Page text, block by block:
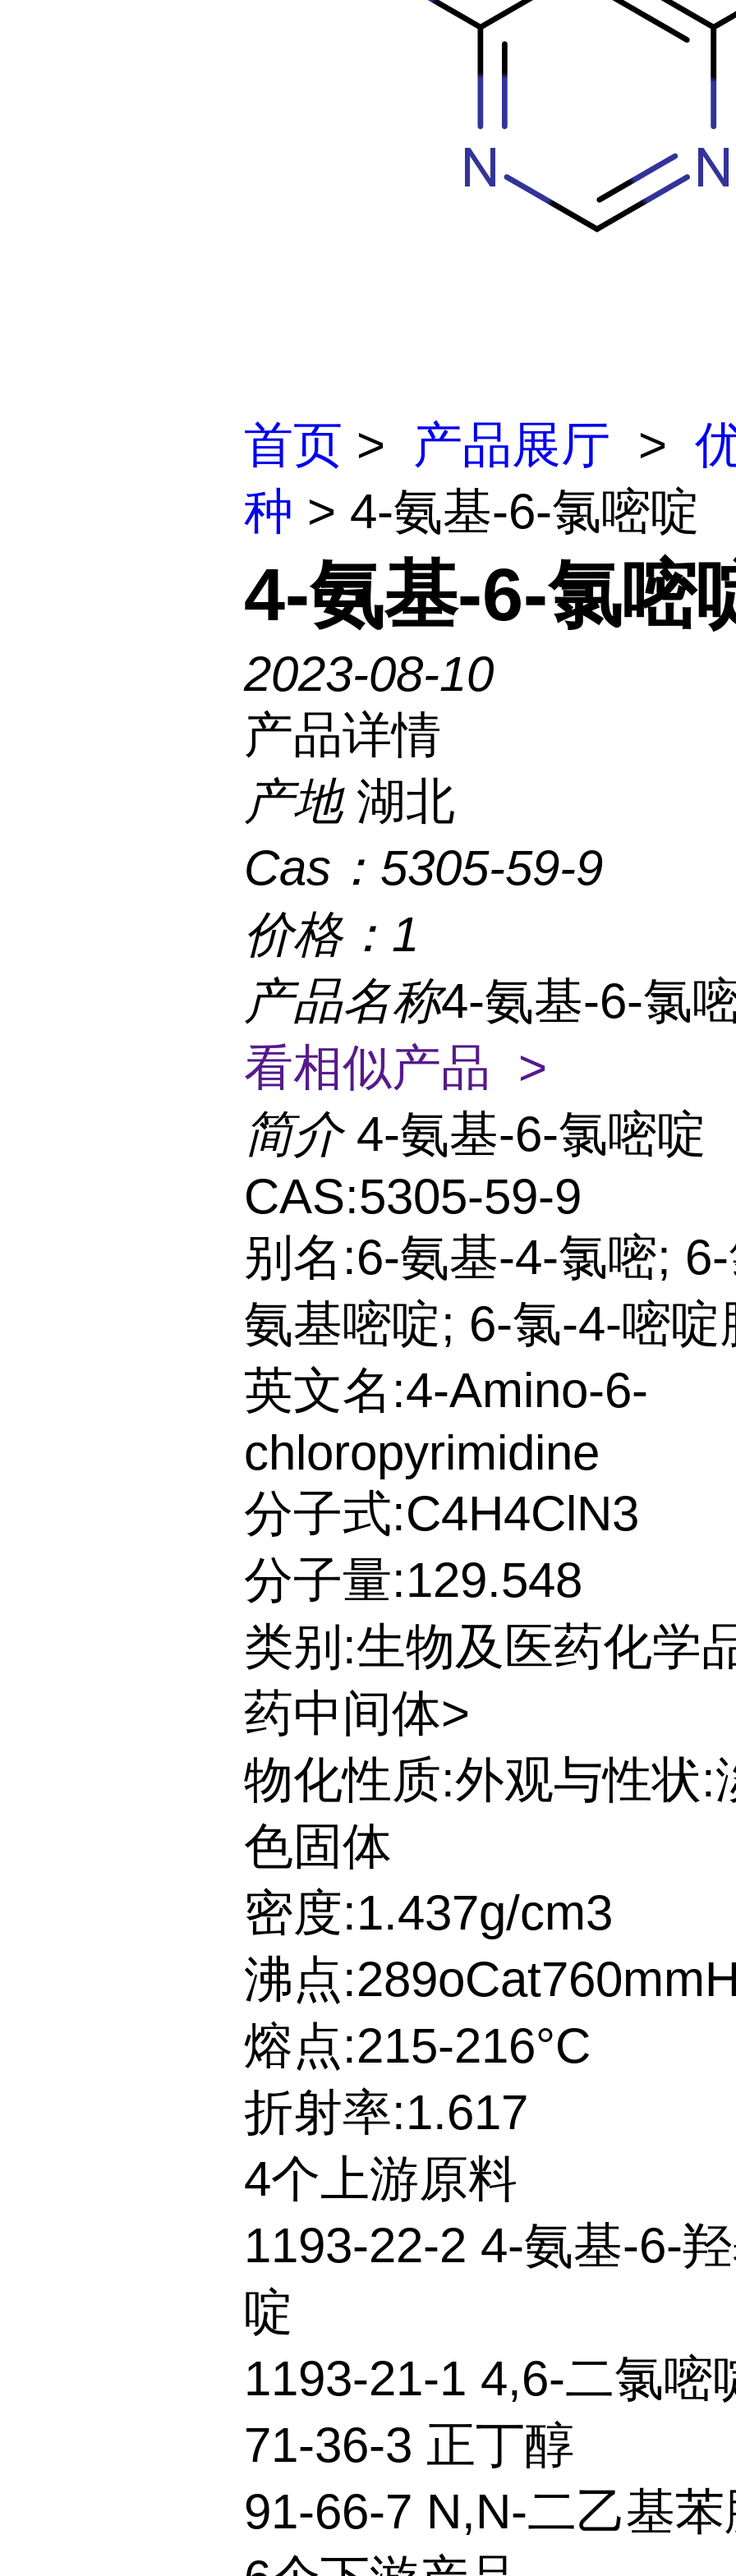
首页 > 产品展厅 >
种 > 4-氨基-6-氯嘧啶
4-氨基-6-氯嘧
2023-08-10
产品详情
产地 湖北
Cas： 5305-59-9
价格： 1
产品名称4-氨基-6-氯
看相似产品 >
简介 4-氨基-6-氯嘧啶
CAS:5305-59-9
别名:6-氨基-4-氯嘧;
氨基嘧啶; 6-氯-4-嘧啶
英文名:4-Amino-6-
chloropyrimidine
分子式:C4H4ClN3
分子量:129.548
类别:生物及医药化学
药中间体>
物化性质:外观与性状:
色固体
密度:1.437g/cm3
沸点
熔点:215-216°C
折射率:1.617
4个上游原料
1193-22-2 4-氨基-6-
啶
1193-21-1 4,6-二氯嘧
71-36-3 正丁醇
91-66-7 N,N-二乙基